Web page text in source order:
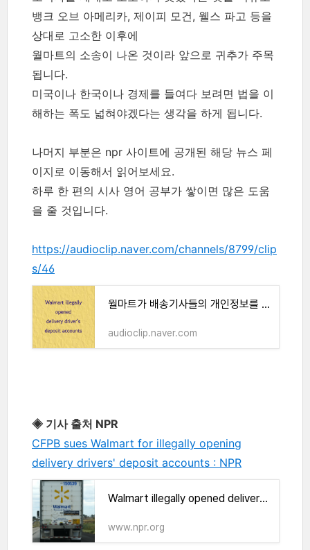
뱅크 오브 아메리카, 제이피 모건, 웰스 파고 등을
상대로 고소한 이후에
월마트의 소송이 나온 것이라 앞으로 귀추가 주목
됩니다.
미국이나 한국이나 경제를 들여다 보려면 법을 이
해하는 폭도 넓혀야겠다는 생각을 하게 됩니다.
나머지 부분은 npr 사이트에 공개된 해당 뉴스 페
이지로 이동해서 읽어보세요.
하루 한 편의 시사 영어 공부가 쌓이면 많은 도움
을 줄 것입니다.
https://audioclip.naver.com/channels/8799/clip
s/46
월마트가 배송기사들의 개인정보를 도용했다는 소송 관련 뉴스 (by EMP Study)
audioclip.naver.com
◈ 기사 출처 NPR
CFPB sues Walmart for illegally opening
delivery drivers' deposit accounts : NPR
Walmart illegally opened delivery drivers' deposit accounts, U.S. says
www.npr.org